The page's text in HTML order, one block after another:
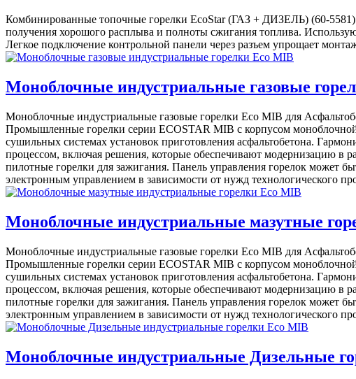
Комбинированные топочные горелки EcoStar (ГАЗ + ДИЗЕЛЬ) (60-5581)
получения хорошого расплыва и полноты сжигания топлива.
Легкое подключение контрольной панели через разъем упрощает
Моноблочные индустриальные газовые
Моноблочные индустриальные газовые горелки Eco MIB для
Промышленные горелки серии ECOSTAR MIB с корпусом моноблочной
сушильных системах установок приготовления асфальтобетона.
процессом, включая решения, которые обеспечивают модернизацию в
пилотные горелки для зажигания. Панель управления горелок может
электронным управлением в зависимости от нужд технологического
Моноблочные индустриальные мазутные
Моноблочные индустриальные газовые горелки Eco MIB для
Промышленные горелки серии ECOSTAR MIB с корпусом моноблочной
сушильных системах установок приготовления асфальтобетона.
процессом, включая решения, которые обеспечивают модернизацию в
пилотные горелки для зажигания. Панель управления горелок может
электронным управлением в зависимости от нужд технологического
Моноблочные индустриальные Дизельные